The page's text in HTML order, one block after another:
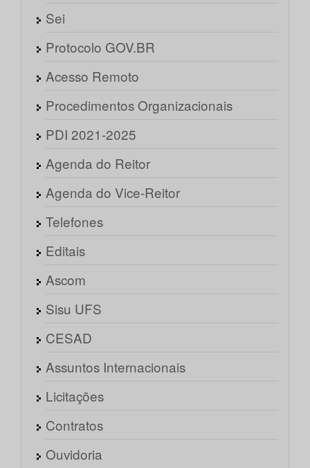
Sei
Protocolo GOV.BR
Acesso Remoto
Procedimentos Organizacionais
PDI 2021-2025
Agenda do Reitor
Agenda do Vice-Reitor
Telefones
Editais
Ascom
Sisu UFS
CESAD
Assuntos Internacionais
Licitações
Contratos
Ouvidoria